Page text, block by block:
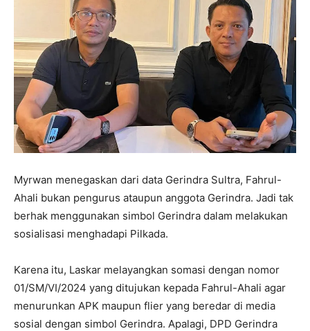
Myrwan menegaskan dari data Gerindra Sultra, Fahrul-
Ahali bukan pengurus ataupun anggota Gerindra. Jadi tak
berhak menggunakan simbol Gerindra dalam melakukan
sosialisasi menghadapi Pilkada.
Karena itu, Laskar melayangkan somasi dengan nomor
01/SM/VI/2024 yang ditujukan kepada Fahrul-Ahali agar
menurunkan APK maupun flier yang beredar di media
sosial dengan simbol Gerindra. Apalagi, DPD Gerindra